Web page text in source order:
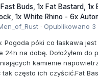
Buds, 1x Fat Bastard, 1x
1x White Rhino - 6x
· Opublikowano 3
Pogoda póki co łaskawa
24h na dobę. Dołożyłem do
kamienie
tak często ich czyścić.Fat